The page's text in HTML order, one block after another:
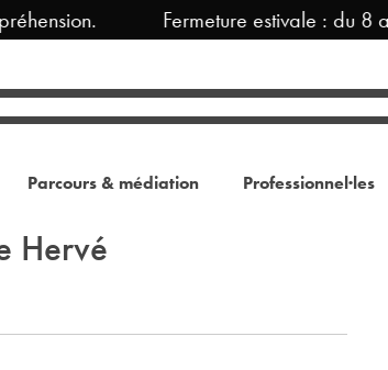
Fermeture estivale : du 8
Parcours & médiation Professionnel·les
Hervé